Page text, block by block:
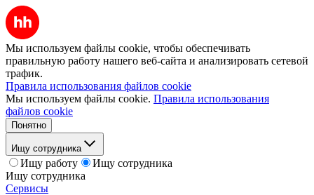
Мы используем файлы cookie, чтобы обеспечивать
правильную работу нашего веб-сайта и анализировать сетевой
трафик.
Правила использования файлов cookie
Мы используем файлы cookie. Правила использования
файлов cookie
Понятно
Ищу сотрудника
Ищу работу
Ищу сотрудника
Ищу сотрудника
Сервисы